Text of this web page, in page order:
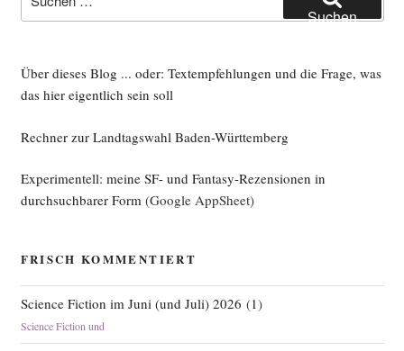
nach:
Suchen
Über dieses Blog ... oder: Textempfehlungen und die Frage, was
das hier eigentlich sein soll
Rechner zur Landtagswahl Baden-Württemberg
Experimentell: meine SF- und Fantasy-Rezensionen in
durchsuchbarer Form(Google AppSheet)
FRISCH KOMMENTIERT
Science Fiction im Juni (und Juli) 2026 (1)
Science Fiction und